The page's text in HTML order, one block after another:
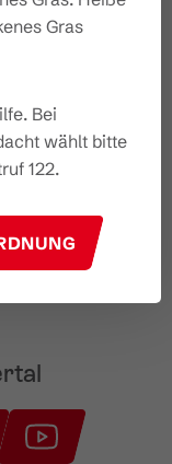
Gras
Bei
wählt bitte
122.